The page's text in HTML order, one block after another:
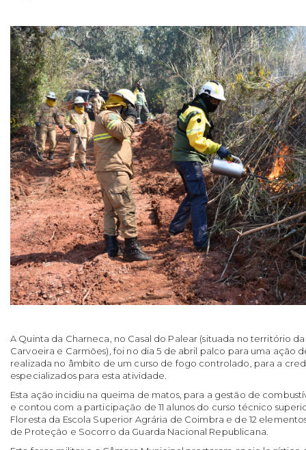
A Quinta da Charneca, no Casal do Palear (situada no território
Carvoeira e Carmões), foi no dia 5 de abril palco para uma ação
realizada no âmbito de um curso de fogo controlado, para a
especializados para esta atividade.
Esta ação incidiu na queima de matos, para a gestão de
e contou com a participação de 11 alunos do curso técnico
Floresta da Escola Superior Agrária de Coimbra e de 12
de Proteção e Socorro da Guarda Nacional Republicana.